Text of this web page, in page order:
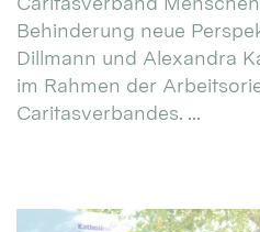
Behinderung neue
Dillmann und Alexandra
im Rahmen der
Caritasverbandes. ...